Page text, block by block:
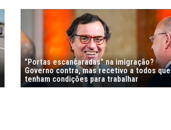
"Portas escancaradas" na imigração?
Governo contra, mas recetivo a todos que
tenham condições para trabalhar